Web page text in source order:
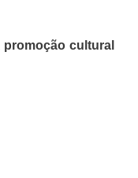
promoção cultural